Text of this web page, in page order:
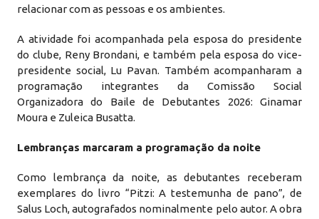
relacionar com as pessoas e os ambientes.
A atividade foi acompanhada pela esposa do presidente
do clube, Reny Brondani, e também pela esposa do vice-
presidente social, Lu Pavan. Também acompanharam a
programação integrantes da Comissão Social
Organizadora do Baile de Debutantes 2026: Ginamar
Moura e Zuleica Busatta.
Lembranças marcaram a programação da noite
Como lembrança da noite, as debutantes receberam
exemplares do livro “Pitzi: A testemunha de pano”, de
Salus Loch, autografados nominalmente pelo autor. A obra